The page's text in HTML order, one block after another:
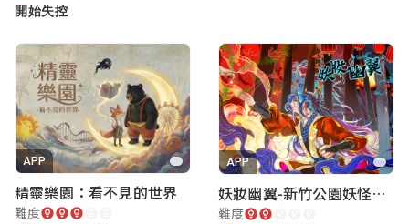
開始失控
APP
精靈樂園：看不見的世界
難度
APP
妖妝幽翼-新竹公園妖怪懸疑事件
難度